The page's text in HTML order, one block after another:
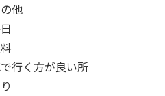
他
が良い所